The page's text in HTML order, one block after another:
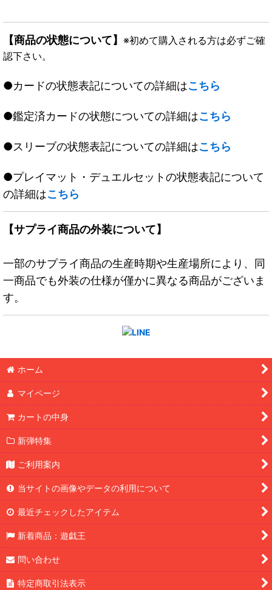
【商品の状態について】 ※初めて購入される方は必ずご確
認下さい。
●カードの状態表記についての詳細はこちら
●鑑定済カードの状態についての詳細はこちら
●スリーブの状態表記についての詳細はこちら
●プレイマット・デュエルセットの状態表記について
の詳細はこちら
【サプライ商品の外装について】
一部のサプライ商品の生産時期や生産場所により、同
一商品でも外装の仕様が僅かに異なる商品がございま
す。
ホーム
マイページ
カートの中身
新弾特集
ご利用案内
当サイトの画像やデータの利用について
最近チェックしたアイテム
新着商品：遊戯王
問い合わせ
特定商取引法表示